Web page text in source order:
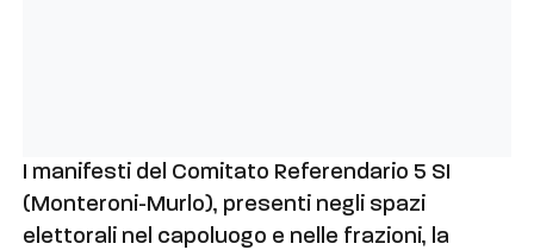
I manifesti del Comitato Referendario 5 SI
(Monteroni-Murlo), presenti negli spazi
elettorali nel capoluogo e nelle frazioni, la